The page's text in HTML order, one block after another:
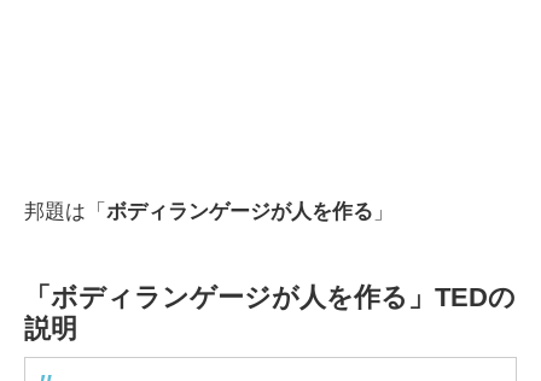
邦題は「 ボディランゲージが人を作る 」
「ボディランゲージが人を作る」TEDの
説明